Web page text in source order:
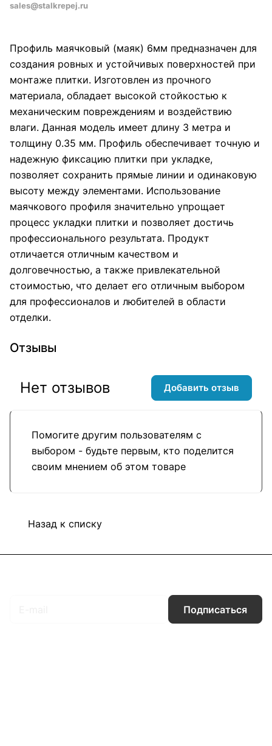
sales@stalkrepej.ru
Профиль маячковый (маяк) 6мм предназначен для
создания ровных и устойчивых поверхностей при
монтаже плитки. Изготовлен из прочного
материала, обладает высокой стойкостью к
механическим повреждениям и воздействию
влаги. Данная модель имеет длину 3 метра и
толщину 0.35 мм. Профиль обеспечивает точную и
надежную фиксацию плитки при укладке,
позволяет сохранить прямые линии и одинаковую
высоту между элементами. Использование
маячкового профиля значительно упрощает
процесс укладки плитки и позволяет достичь
профессионального результата. Продукт
отличается отличным качеством и
долговечностью, а также привлекательной
стоимостью, что делает его отличным выбором
для профессионалов и любителей в области
отделки.
Отзывы
Помогите другим пользователям с
выбором - будьте первым, кто поделится
своим мнением об этом товаре
Нет отзывов Добавить отзыв
Назад к списку
Подписаться